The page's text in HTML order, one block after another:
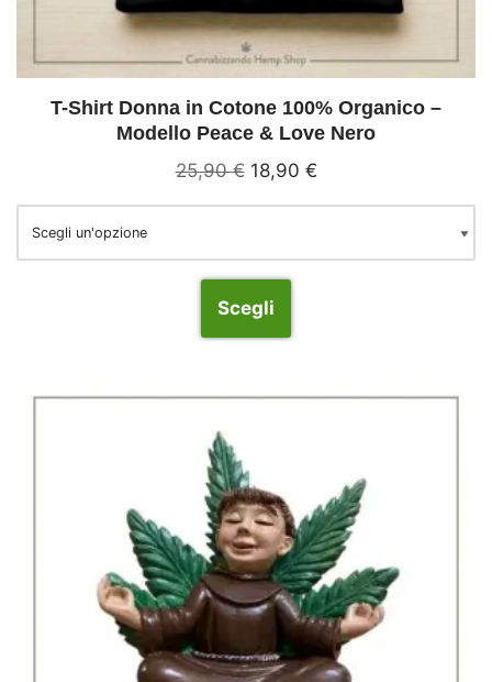
T-Shirt Donna in Cotone 100% Organico –
Modello Peace & Love Nero
25,90€ 18,90 €
Scegli